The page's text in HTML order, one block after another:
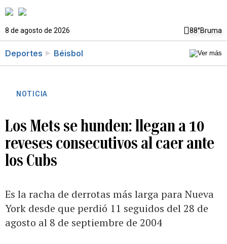
8 de agosto de 2026 88°Bruma
Deportes Béisbol
NOTICIA
Los Mets se hunden: llegan a 10
reveses consecutivos al caer ante
los Cubs
Es la racha de derrotas más larga para Nueva
York desde que perdió 11 seguidos del 28 de
agosto al 8 de septiembre de 2004